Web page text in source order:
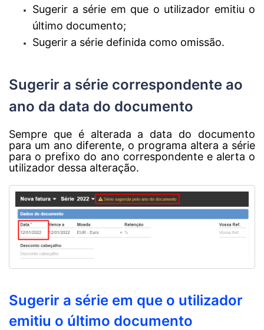
Sugerir a série em que o utilizador emitiu o
último documento;
Sugerir a série definida como omissão.
Sugerir a série correspondente ao
ano da data do documento
Sempre que é alterada a data do documento
para um ano diferente, o programa altera a série
para o prefixo do ano correspondente e alerta o
utilizador dessa alteração.
Sugerir a série em que o utilizador
emitiu o último documento